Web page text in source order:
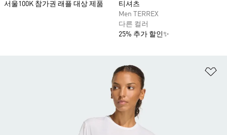
서울100K 참가권 래플 대상 제품
티셔츠
Men TERREX
다른 컬러
25% 추가 할인✨